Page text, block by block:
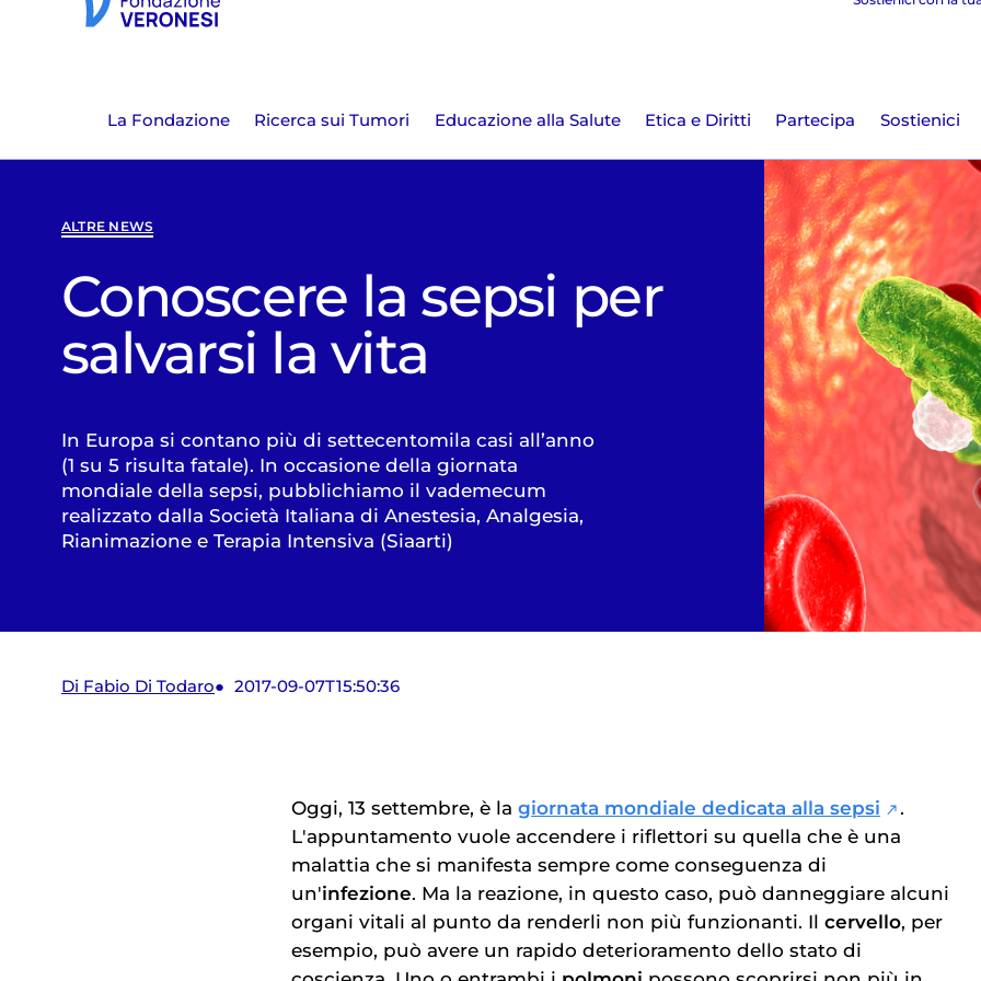
La Fondazione Ricerca sui Tumori Educazione alla Salute Etica e Diritti Partecipa Sostienici
ALTRE NEWS
Conoscere la sepsi per
salvarsi la vita
In Europa si contano più di settecentomila casi all’anno
(1 su 5 risulta fatale). In occasione della giornata
mondiale della sepsi, pubblichiamo il vademecum
realizzato dalla Società Italiana di Anestesia, Analgesia,
Rianimazione e Terapia Intensiva (Siaarti)
Di Fabio Di Todaro 2017-09-07T15:50:36
Oggi, 13 settembre, è la giornata mondiale dedicata alla sepsi
.
L'appuntamento vuole accendere i riflettori su quella che è una
malattia che si manifesta sempre come conseguenza di
un'infezione. Ma la reazione, in questo caso, può danneggiare alcuni
organi vitali al punto da renderli non più funzionanti. Il cervello, per
esempio, può avere un rapido deterioramento dello stato di